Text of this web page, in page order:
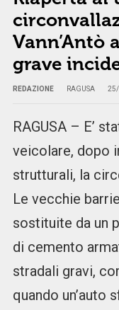
Vann’Antò
grave
REDAZIONE RAGUSA
RAGUSA – E’
veicolare, dopo
strutturali, la
Le vecchie
sostituite da un
di cemento
stradali gravi,
quando un’auto